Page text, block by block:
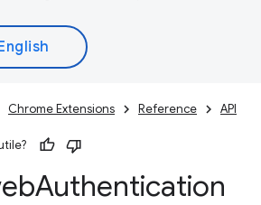
Chrome Extensions Reference API
Authentication